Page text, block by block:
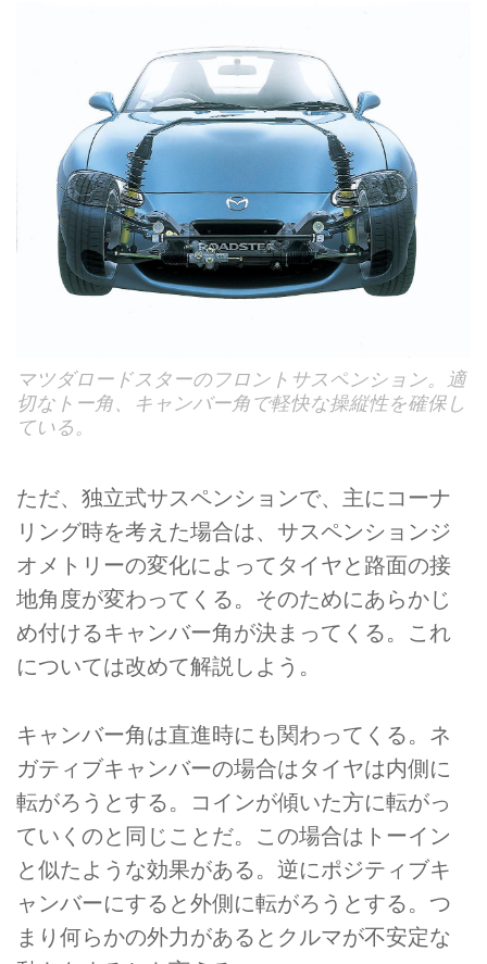
マツダロードスターのフロントサスペンション。適
切なトー角、キャンバー角で軽快な操縦性を確保し
ている。
ただ、独立式サスペンションで、主にコーナ
リング時を考えた場合は、サスペンションジ
オメトリーの変化によってタイヤと路面の接
地角度が変わってくる。そのためにあらかじ
め付けるキャンバー角が決まってくる。これ
については改めて解説しよう。
キャンバー角は直進時にも関わってくる。ネ
ガティブキャンバーの場合はタイヤは内側に
転がろうとする。コインが傾いた方に転がっ
ていくのと同じことだ。この場合はトーイン
と似たような効果がある。逆にポジティブキ
ャンバーにすると外側に転がろうとする。つ
まり何らかの外力があるとクルマが不安定な